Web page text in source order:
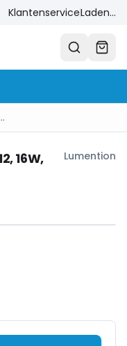
KlantenserviceLaden...
2700K, Mat Zwart, Dimbaar
16W,
Lumention